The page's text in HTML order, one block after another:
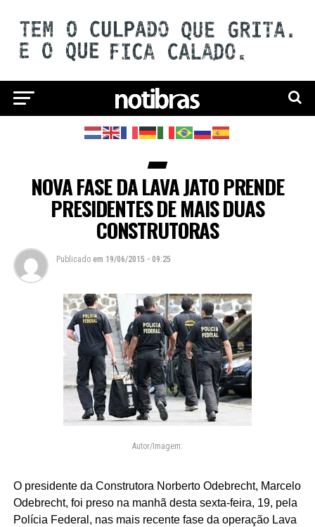
NOVA FASE DA LAVA JATO PRENDE
PRESIDENTES DE MAIS DUAS
CONSTRUTORAS
Publicado em 19/06/2015 - 09:25
Autor/Imagem:
O presidente da Construtora Norberto Odebrecht, Marcelo
Odebrecht, foi preso na manhã desta sexta-feira, 19, pela
Polícia Federal, nas mais recente fase da operação Lava